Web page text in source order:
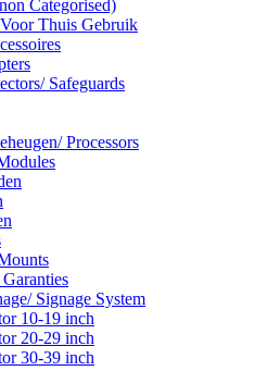
Categorised)
Thuis Gebruik
Safeguards
Processors
Signage System
10-19 inch
20-29 inch
30-39 inch